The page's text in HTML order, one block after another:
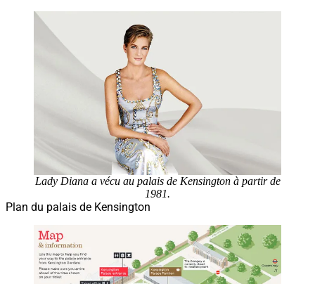
Lady Diana a vécu au palais de Kensington à partir de
1981.
Plan du palais de Kensington